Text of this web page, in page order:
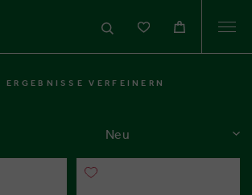
ERGEBNISSE VERFEINERN
SORTIEREN